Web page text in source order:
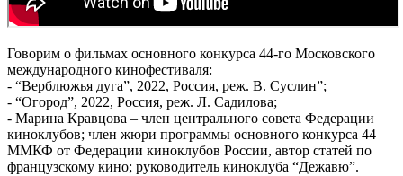
Говорим о фильмах основного конкурса 44-го Московского
международного кинофестиваля:
- “Верблюжья дуга”, 2022, Россия, реж. В. Суслин”;
- “Огород”, 2022, Россия, реж. Л. Садилова;
- Марина Кравцова – член центрального совета Федерации
киноклубов; член жюри программы основного конкурса 44
ММКФ от Федерации киноклубов России, автор статей по
французскому кино; руководитель киноклуба “Дежавю”.